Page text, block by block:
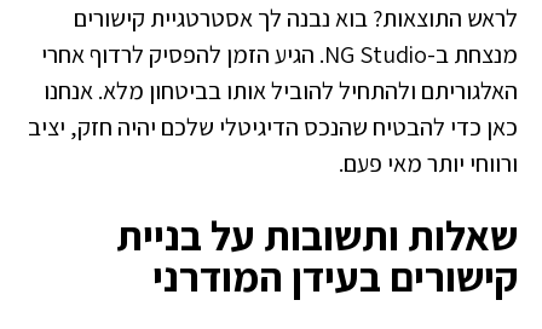
לראש התוצאות? בוא נבנה לך אסטרטגיית קישורים
מנצחת ב-NG Studio
. הגיע הזמן להפסיק לרדוף אחרי
האלגוריתם ולהתחיל להוביל אותו בביטחון מלא. אנחנו
כאן כדי להבטיח שהנכס הדיגיטלי שלכם יהיה חזק, יציב
ורווחי יותר מאי פעם.
שאלות ותשובות על בניית
קישורים בעידן המודרני